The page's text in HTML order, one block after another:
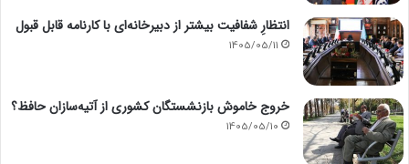
انتظارِ شفافیت بیشتر از دبیرخانه‌ای با کارنامه قابل قبول
1405/05/11
خروج خاموش بازنشستگان کشوری از آتیه‌سازان حافظ؟
1405/05/10